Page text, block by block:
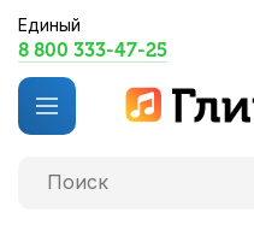
Единый
8 800 333-47-25